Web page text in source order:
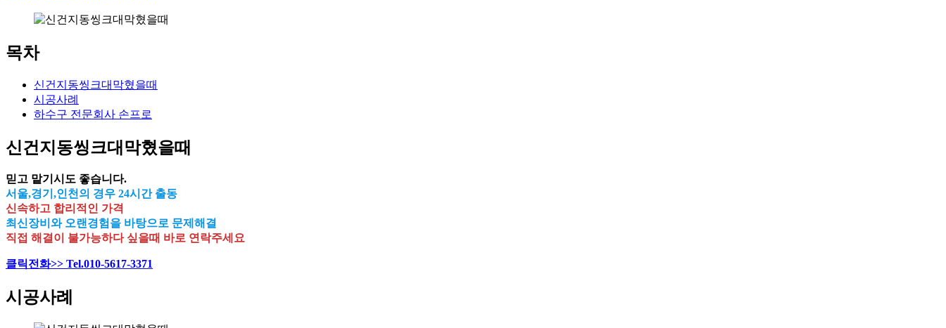
목차
신건지동씽크대막혔을때
시공사례
하수구 전문회사 손프로
신건지동씽크대막혔을때
믿고 맡기시도 좋습니다.
서울,경기,인천의 경우 24시간 출동
신속하고 합리적인 가격
최신장비와 오랜경험을 바탕으로 문제해결
직접 해결이 불가능하다 싶을때 바로 연락주세요
클릭전화>> Tel.010-5617-3371
시공사례